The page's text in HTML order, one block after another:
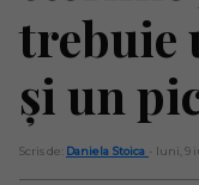
trebuie
și un
Scris de: Daniela Stoica - luni, 9